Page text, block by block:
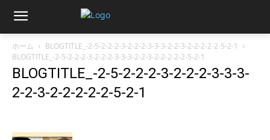
ホーム
BLOGTITLE_-2-5-2-2-2-3-2-2-2-3-3-3-2-2-3-2-2-2-2-2-5-2-1
BLOGTITLE_-2-5-2-2-2-3-2-2-2-3-3-3-2-2-3-2-2-2-2-2-5-2-1
BLOGTITLE_-2-5-2-2-2-3-2-2-2-3-3-3-
2-2-3-2-2-2-2-2-5-2-1